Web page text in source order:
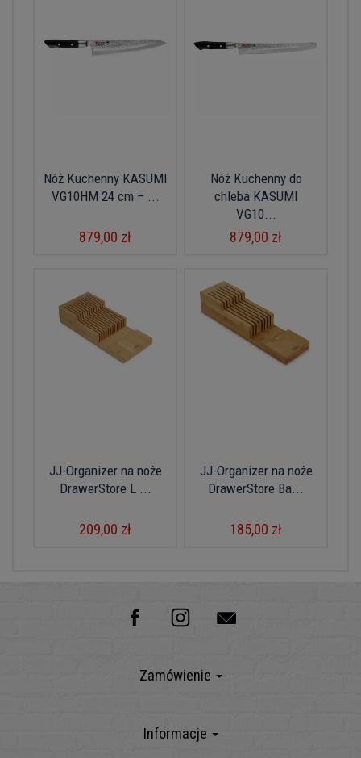
Nóż Kuchenny KASUMI
VG10HM 24 cm – ...
879,00 zł
Nóż Kuchenny do
chleba KASUMI
VG10...
879,00 zł
JJ-Organizer na noże
DrawerStore L ...
209,00 zł
JJ-Organizer na noże
DrawerStore Ba...
185,00 zł
Zamówienie
Informacje